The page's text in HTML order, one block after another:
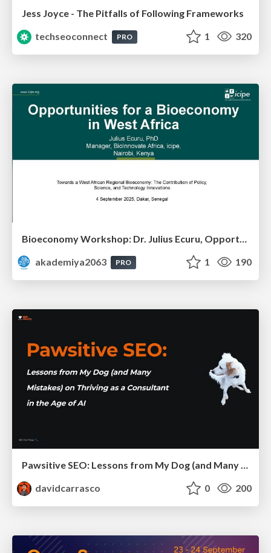
Jess Joyce - The Pitfalls of Following Frameworks
techseoconnect
PRO 1 320
Bioeconomy Workshop: Dr. Julius Ecuru, Opportunities for a Bioeconomy in West Africa
akademiya2063
PRO 1 190
davidcarrasco
0 200